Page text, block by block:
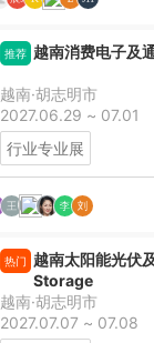
推荐 越南消费电子及
越南·胡志明市
2027.06.29 ~ 07.01
行业专业展
热门
越南太阳能光伏
Storage
越南·胡志明市
2027.07.07 ~ 07.08